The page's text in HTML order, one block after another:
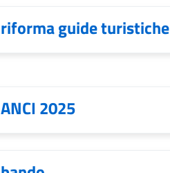
riforma guide turistiche
ANCI 2025